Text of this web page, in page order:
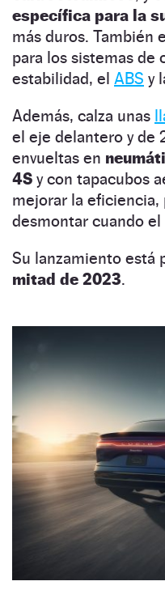
específica para la
más duros. También
para los sistemas de
estabilidad, el ABS y
Además, calza unas
el eje delantero y de
envueltas en
4S y con tapacubos
mejorar la eficiencia,
desmontar cuando
Su lanzamiento está
mitad de 2023.